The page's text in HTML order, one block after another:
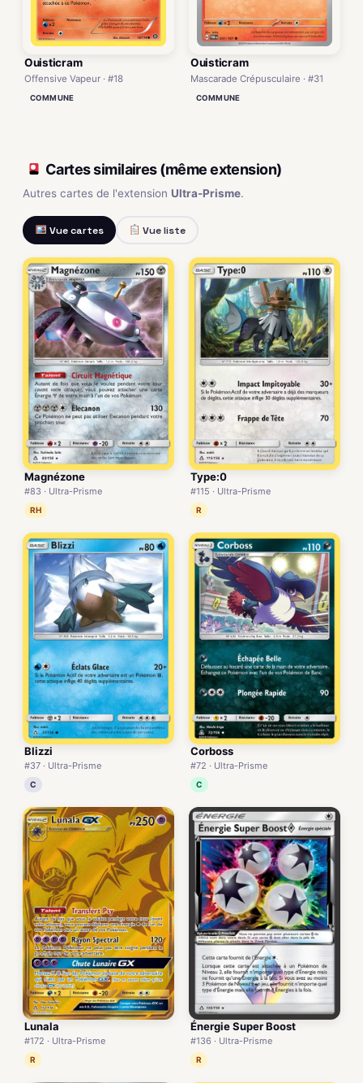
Ouisticram
Offensive Vapeur · #18
COMMUNE
Ouisticram
Mascarade Crépusculaire · #31
COMMUNE
Cartes similaires (même extension)
Autres cartes de l'extension Ultra-Prisme.
Vue cartes Vue liste
Magnézone
#83 · Ultra-Prisme
RH
Type:0
#115 · Ultra-Prisme
R
Blizzi
#37 · Ultra-Prisme
C
Corboss
#72 · Ultra-Prisme
C
Lunala
#172 · Ultra-Prisme
R
Énergie Super Boost
#136 · Ultra-Prisme
R